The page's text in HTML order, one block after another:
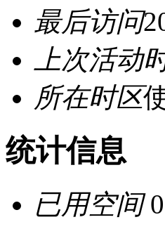
最后访问
上次活动
所在时区
统计信息
已用空间